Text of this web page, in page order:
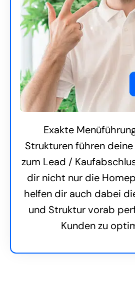
Exakte
Strukturen führen
zum Lead /
dir nicht nur die
helfen dir auch dabei
und Struktur vorab
Kunden zu